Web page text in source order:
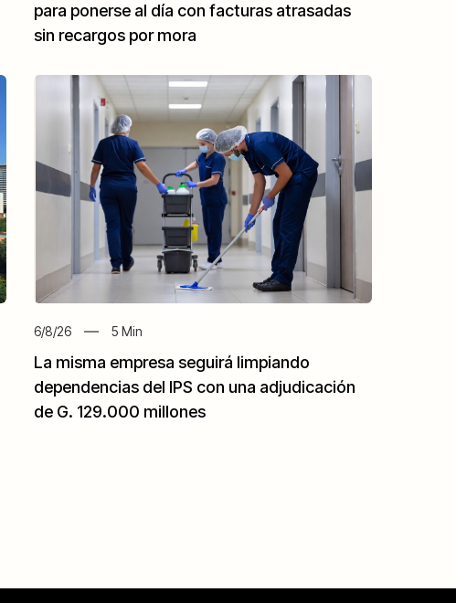
para ponerse al día con facturas atrasadas
sin recargos por mora
6/8/26 5 Min
La misma empresa seguirá limpiando
dependencias del IPS con una adjudicación
de G. 129.000 millones